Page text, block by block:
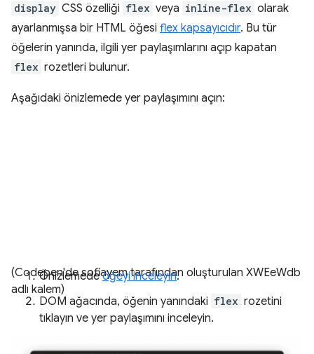
display CSS özelliği flex veya inline-flex olarak
ayarlanmışsa bir HTML öğesi flex kapsayıcıdır. Bu tür
öğelerin yanında, ilgili yer paylaşımlarını açıp kapatan
flex rozetleri bulunur.
Aşağıdaki önizlemede yer paylaşımını açın:
(Codepen'de sofiayem tarafından oluşturulan XWEeWdb
adlı kalem)
Önizlemedeöğeyi inceleyin.
DOM ağacında, öğenin yanındaki flex rozetini
tıklayın ve yer paylaşımını inceleyin.